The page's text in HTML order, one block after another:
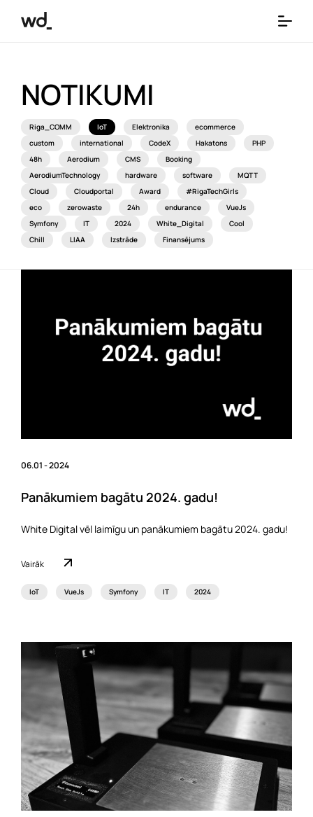
NOTIKUMI
Riga_COMM IoT Elektronika
ecommerce
custom
international CodeX Hakatons
PHP
48h
Aerodium CMS
Booking
AerodiumTechnology
hardware software
MQTT
Cloud
Cloudportal Award
#RigaTechGirls
eco
zerowaste 24h endurance
VueJs
Symfony
IT 2024 White_Digital
Cool
Chill
LIAA Izstrāde Finansējums
06.01 - 2024
Panākumiem bagātu 2024. gadu!
White Digital vēl laimīgu un panākumiem bagātu 2024. gadu!
Vairāk
IoT VueJs Symfony IT 2024